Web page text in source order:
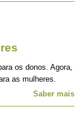
os donos. Agora,
as mulheres.
Saber mais